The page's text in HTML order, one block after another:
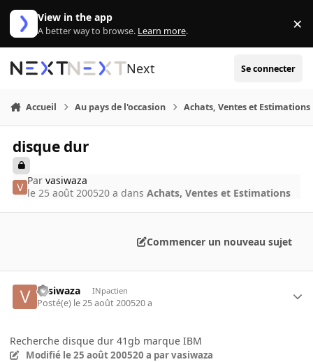
Aller au contenu
View in the app
A better way to browse. Learn more. ×
Next Se connecter
Accueil Au pays de l'occasion Achats, Ventes et Estimations
disque dur
Parvasiwaza
le 25 août 200520 a dansAchats, Ventes et Estimations
Commencer un nouveau sujet
vasiwaza INpactien
Posté(e) le 25 août 200520 a
Recherche disque dur 41gb marque IBM
Modifié le 25 août 200520 a par vasiwaza